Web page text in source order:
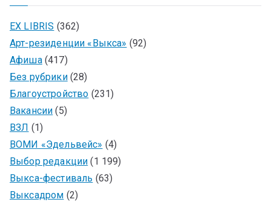
EX LIBRIS (362)
Арт-резиденции «Выкса» (92)
Афиша(417)
Без рубрики(28)
Благоустройство (231)
Вакансии (5)
ВЗЛ (1)
ВОМИ «Эдельвейс» (4)
Выбор редакции (1 199)
Выкса-фестиваль (63)
Выксадром (2)